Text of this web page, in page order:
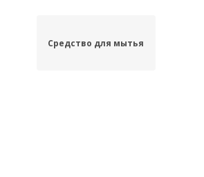
Средство для мытья